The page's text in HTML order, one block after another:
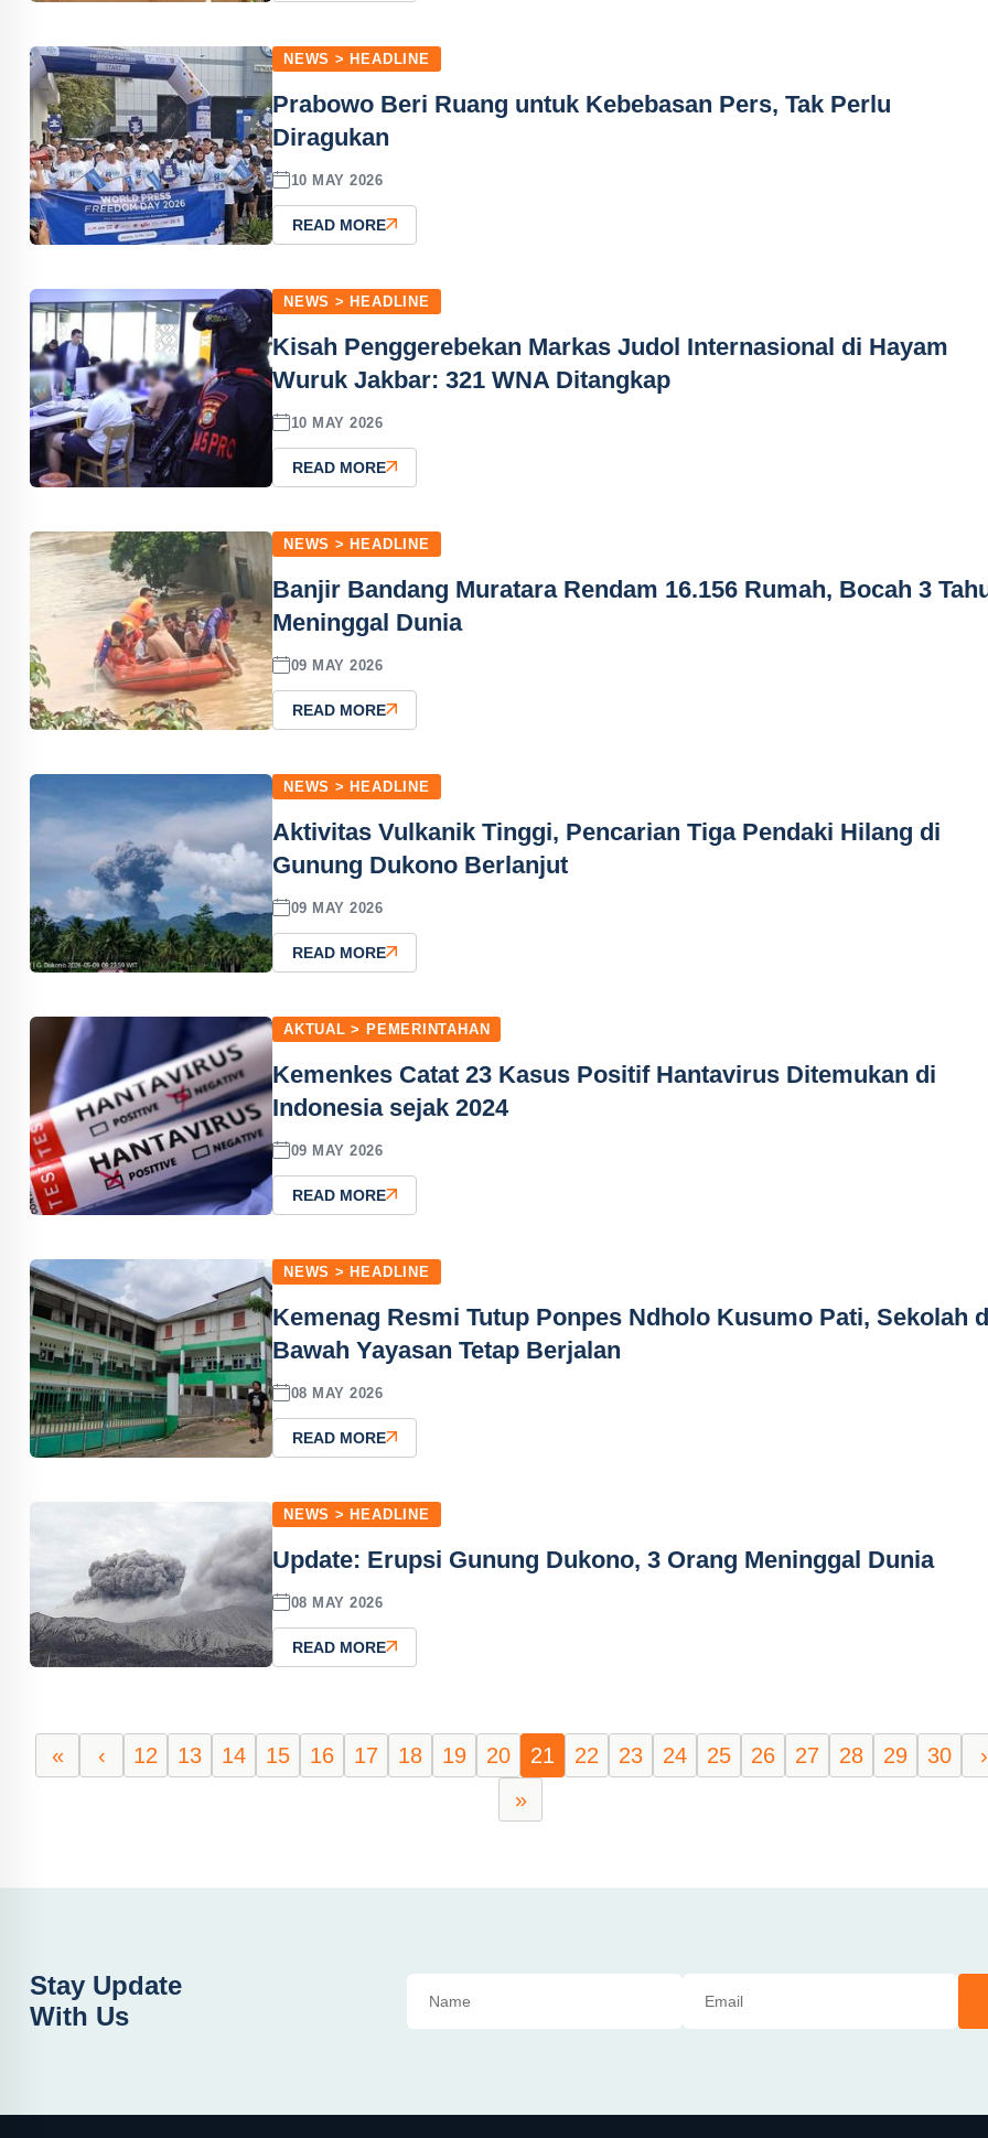
NEWS > HEADLINE
Prabowo Beri Ruang untuk Kebebasan Pers, Tak Perlu
Diragukan
10 MAY 2026
READ MORE
NEWS > HEADLINE
Kisah Penggerebekan Markas Judol Internasional di Hayam
Wuruk Jakbar: 321 WNA Ditangkap
10 MAY 2026
READ MORE
NEWS > HEADLINE
Banjir Bandang Muratara Rendam 16.156 Rumah, Bocah 3
Meninggal Dunia
09 MAY 2026
READ MORE
NEWS > HEADLINE
Aktivitas Vulkanik Tinggi, Pencarian Tiga Pendaki Hilang di
Gunung Dukono Berlanjut
09 MAY 2026
READ MORE
AKTUAL > PEMERINTAHAN
Kemenkes Catat 23 Kasus Positif Hantavirus Ditemukan di
Indonesia sejak 2024
09 MAY 2026
READ MORE
NEWS > HEADLINE
Kemenag Resmi Tutup Ponpes Ndholo Kusumo Pati, Sekolah
Bawah Yayasan Tetap Berjalan
08 MAY 2026
READ MORE
NEWS > HEADLINE
Update: Erupsi Gunung Dukono, 3 Orang Meninggal Dunia
08 MAY 2026
READ MORE
« ‹ 12 13 14 15 16 17 18 19 20 21 22 23 24 25 26 27 28 29 30
›
»
Stay Update
With Us